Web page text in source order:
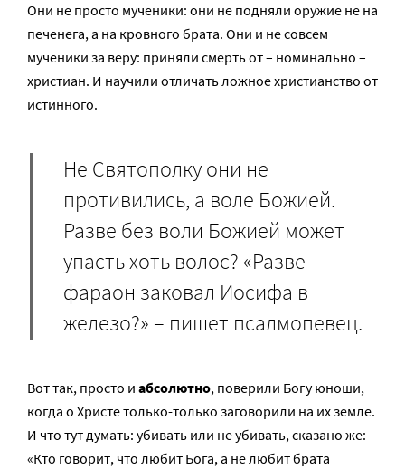
Они не просто мученики: они не подняли оружие не на
печенега, а на кровного брата. Они и не совсем
мученики за веру: приняли смерть от – номинально –
христиан. И научили отличать ложное христианство от
истинного.
Не Святополку они не
противились, а воле Божией.
Разве без воли Божией может
упасть хоть волос? «Разве
фараон заковал Иосифа в
железо?» – пишет псалмопевец.
Вот так, просто и абсолютно, поверили Богу юноши,
когда о Христе только-только заговорили на их земле.
И что тут думать: убивать или не убивать, сказано же:
«Кто говорит, что любит Бога, а не любит брата